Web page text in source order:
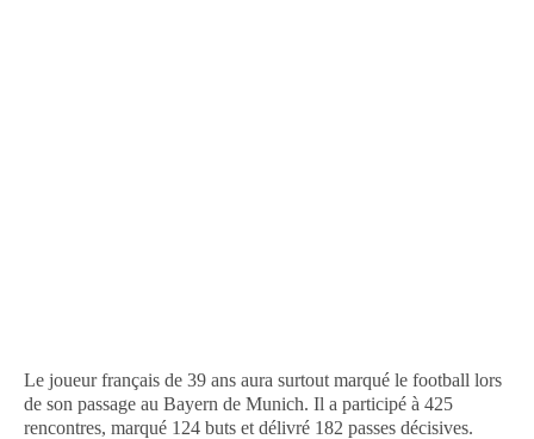
Le joueur français de 39 ans aura surtout marqué le football lors
de son passage au Bayern de Munich. Il a participé à 425
rencontres, marqué 124 buts et délivré 182 passes décisives.